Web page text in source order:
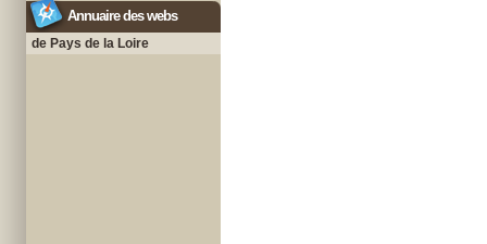
Annuaire des webs
de Pays de la Loire